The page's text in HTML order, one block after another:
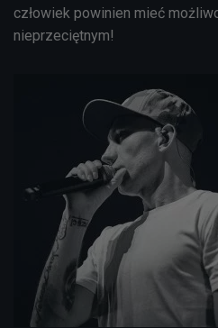
człowiek powinien mieć
nieprzeciętnym!